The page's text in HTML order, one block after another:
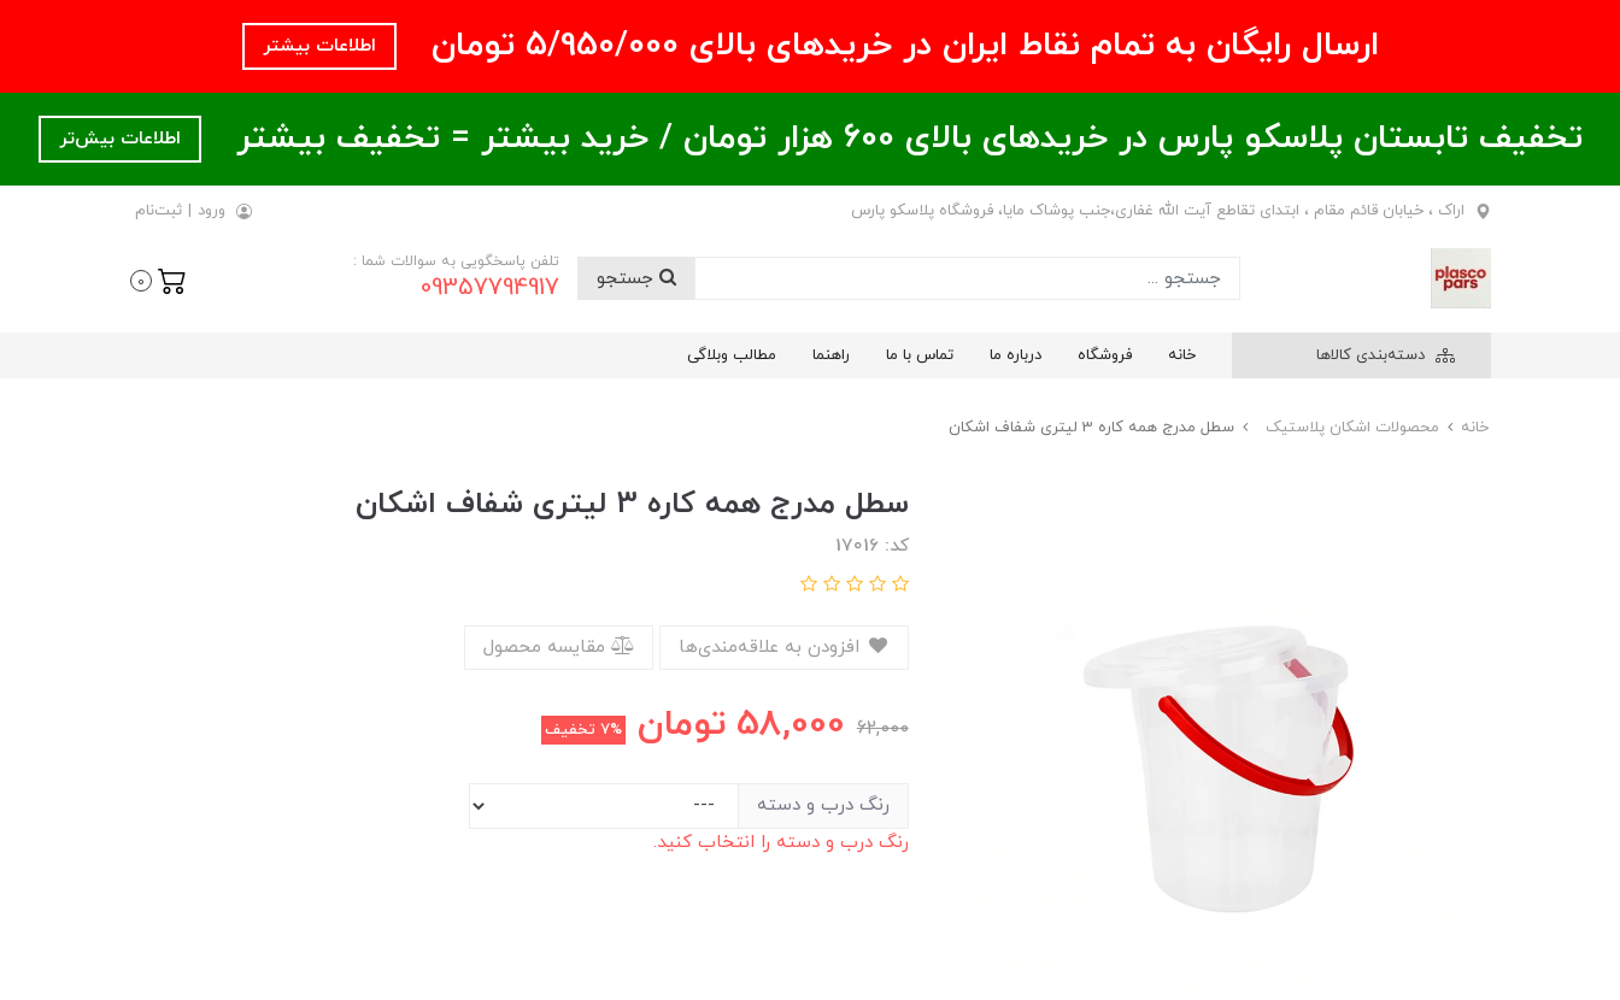
ارسال رایگان به تمام نقاط ایران در خریدهای بالای ۵/950/000 تومان اطلاعات بیشتر
تخفیف تابستان پلاسکو پارس در خریدهای بالای ۶00 هزار تومان / خرید بیشتر = تخفیف بیشتر اطلاعات بیش‌تر
اراک ، خیابان قائم مقام ، ابتدای تقاطع آیت الله غفاری،جنب پوشاک مایا، فروشگاه پلاسکو پارس ورود | ثبت‌نام
تلفن پاسخگویی به سوالات شما :
09357794917
0
دسته‌بندی کالاها خانه فروشگاه درباره ما تماس با ما راهنما مطالب وبلاگی
خانه محصولات اشکان پلاستیک سطل مدرج همه کاره 3 لیتری شفاف اشکان
سطل مدرج همه کاره 3 لیتری شفاف اشکان
کد: 17016
مقایسه محصول
62,000
58,000 تومان 7% تخفیف
رنگ درب و دسته
رنگ درب و دسته را انتخاب کنید.